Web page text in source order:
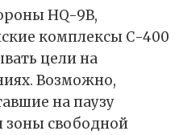
HQ-9B,
комплексы С-400
цели на
Возможно,
на паузу
зоны свободной